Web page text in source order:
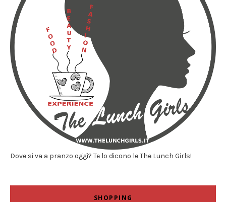
Dove si va a pranzo oggi? Te lo dicono le The Lunch Girls!
SHOPPING